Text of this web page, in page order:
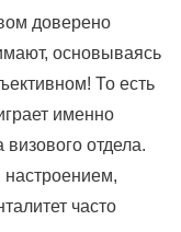
доверено
основываясь
То есть
именно
отдела.
настроением,
часто